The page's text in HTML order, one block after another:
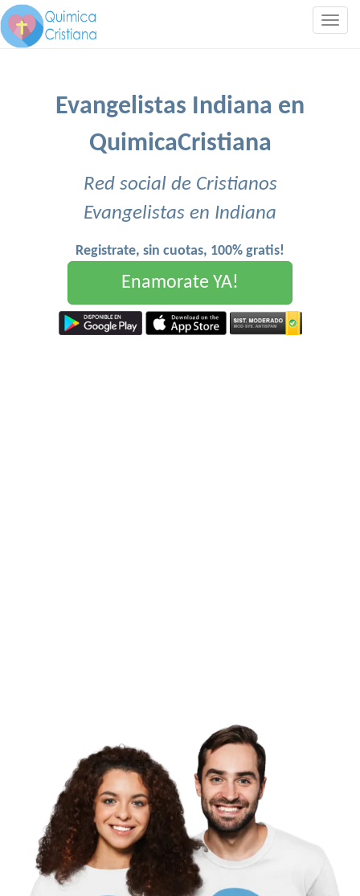
Evangelistas Indiana en
QuimicaCristiana
Red social de Cristianos
Evangelistas en Indiana
Registrate, sin cuotas, 100% gratis!
Enamorate YA!